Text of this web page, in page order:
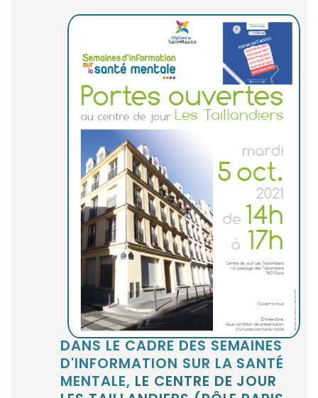
DANS LE CADRE DES SEMAINES
D'INFORMATION SUR LA SANTÉ
MENTALE, LE CENTRE DE JOUR